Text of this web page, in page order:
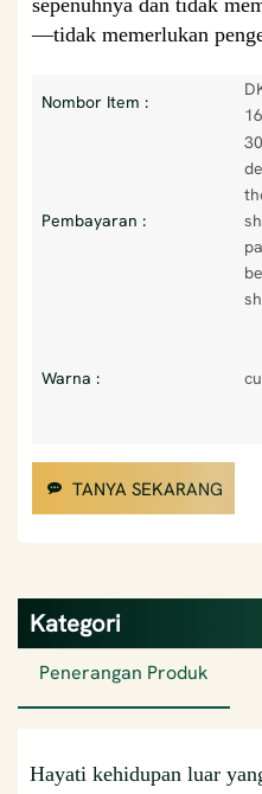
—tidak memerlukan
Nombor Item :
Pembayaran :
Warna :
TANYA SEKARANG
Kategori
Penerangan Produk
Hayati kehidupan luar